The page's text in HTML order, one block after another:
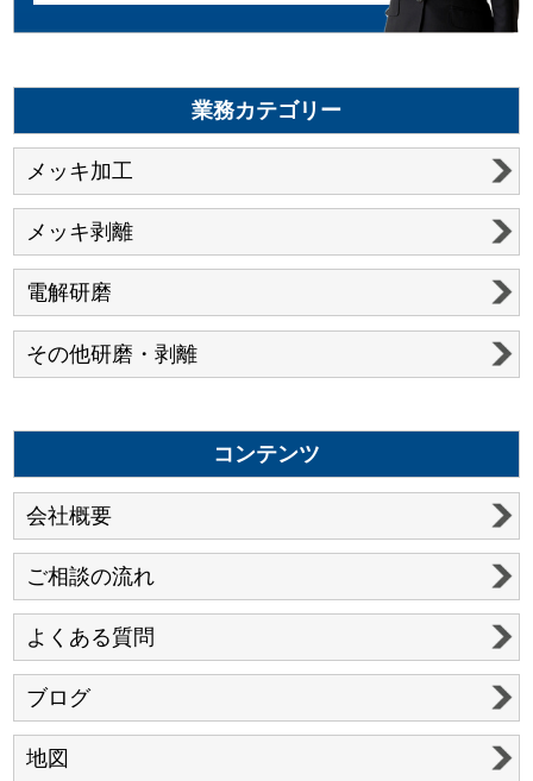
業務カテゴリー
メッキ加工
メッキ剥離
電解研磨
その他研磨・剥離
コンテンツ
会社概要
ご相談の流れ
よくある質問
ブログ
地図